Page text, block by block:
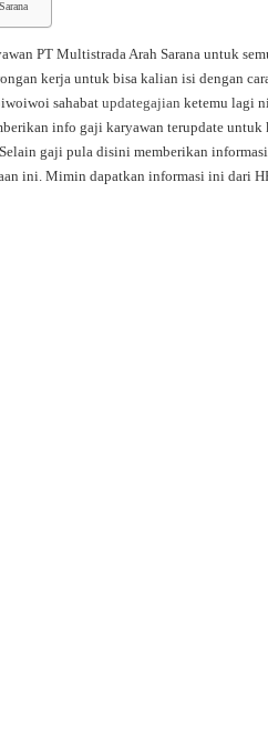
PT Multistrada Arah Sarana untuk
kerja untuk bisa kalian isi dengan
sahabat updategajian ketemu lagi
info gaji karyawan terupdate untuk
gaji pula disini memberikan informasi
ini. Mimin dapatkan informasi ini dari